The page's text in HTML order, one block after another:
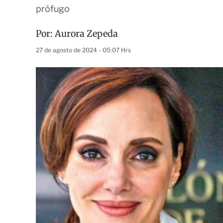
prófugo
Por:Aurora Zepeda
27 de agosto de 2024 - 05:07 Hrs